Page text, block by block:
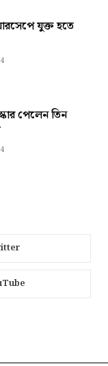
যুক্ত হতে
পেলেন তিন